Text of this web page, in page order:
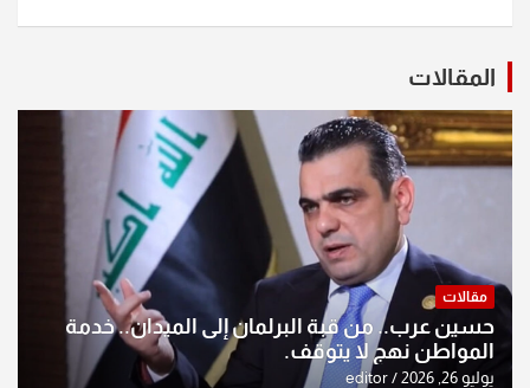
المقالات
مقالات
حسين عرب.. من قبة البرلمان إلى الميدان.. خدمة
المواطن نهج لا يتوقف.
يوليو 26, 2026 editor